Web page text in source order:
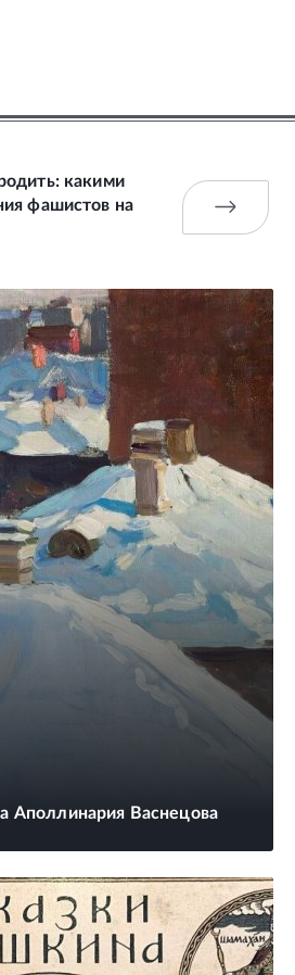
Аполлинария Васнецова
какими
фашистов на